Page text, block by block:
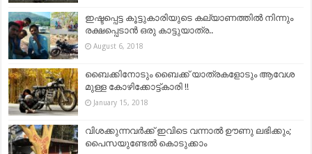
ഇഷ്ടപ്പെട്ട കൂട്ടുകാരിയുടെ കല്യാണത്തിൽ നിന്നും
രക്ഷപ്പെടാൻ ഒരു കാട്ടുയാത്ര..
August 6, 2018
ബൈ​ക്കി​നോ​ടും ബൈ​ക്ക് യാ​ത്ര​ക​ളോ​ടും ആ​വേ​ശ​
മു​ള്ള കോ​ഴി​ക്കോ​ട്ട്കാ​രി !!
January 15, 2018
വിശക്കുന്നവർക്ക് ഇവിടെ വന്നാൽ ഊണു ലഭിക്കും;
പൈസയുണ്ടേല്‍ കൊടുക്കാം